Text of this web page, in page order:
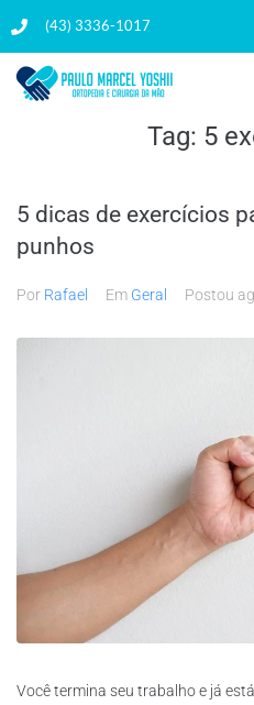
(43) 3336-1017
Tag: 5
5 dicas de exercícios
punhos
Por Rafael Em Geral Postou
Você termina seu trabalho e já